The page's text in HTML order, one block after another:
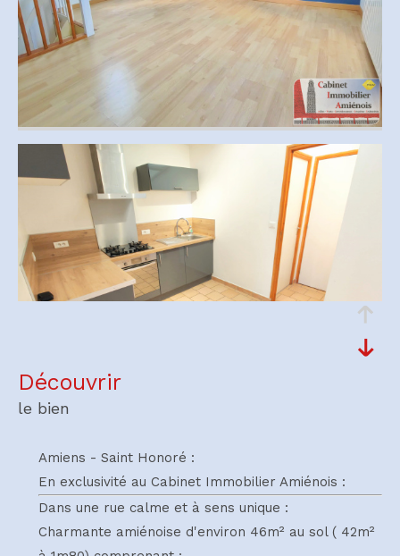
découvrir
le bien
Amiens - Saint Honoré :
En exclusivité au Cabinet Immobilier Amiénois :
Dans une rue calme et à sens unique :
Charmante amiénoise d'environ 46m² au sol ( 42m²